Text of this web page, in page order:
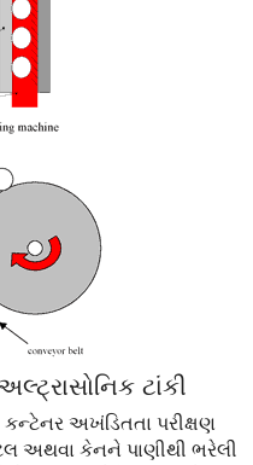
ટાંકી
અખંડિતતા પરીક્ષણ
અથવા કેનને પાણીથી ભરેલી